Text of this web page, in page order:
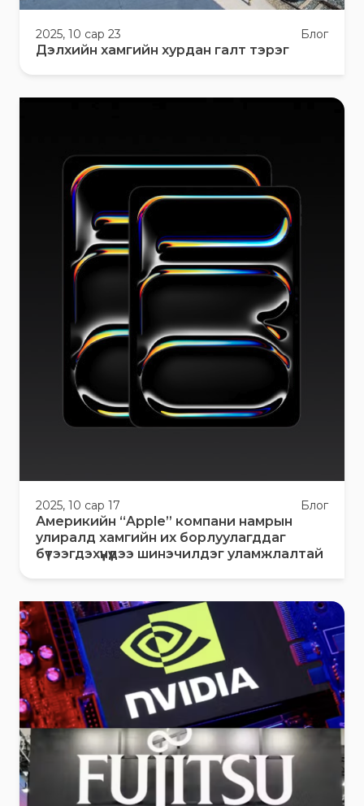
2025, 10 сар 23 Блог
Дэлхийн хамгийн хурдан галт тэрэг
2025, 10 сар 17 Блог
Америкийн “Apple” компани намрын
улиралд хамгийн их борлуулагддаг
бүтээгдэхүүнүүдээ шинэчилдэг уламжлалтай